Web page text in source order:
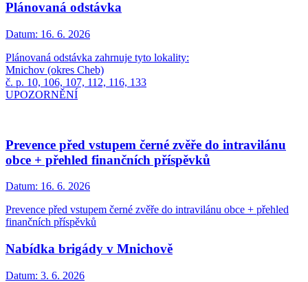
Plánovaná odstávka
Datum: 16. 6. 2026
Plánovaná odstávka zahrnuje tyto lokality:
Mnichov (okres Cheb)
č. p. 10, 106, 107, 112, 116, 133
UPOZORNĚNÍ
Prevence před vstupem černé zvěře do intravilánu
obce + přehled finančních příspěvků
Datum: 16. 6. 2026
Prevence před vstupem černé zvěře do intravilánu obce + přehled
finančních příspěvků
Nabídka brigády v Mnichově
Datum: 3. 6. 2026